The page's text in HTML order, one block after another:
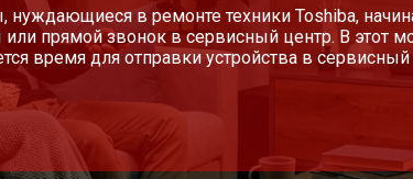
от 130 мин
от 100 мин
нуждающиеся в ремонте техники Toshiba,
прямой звонок в сервисный центр. В этот
время для отправки устройства в